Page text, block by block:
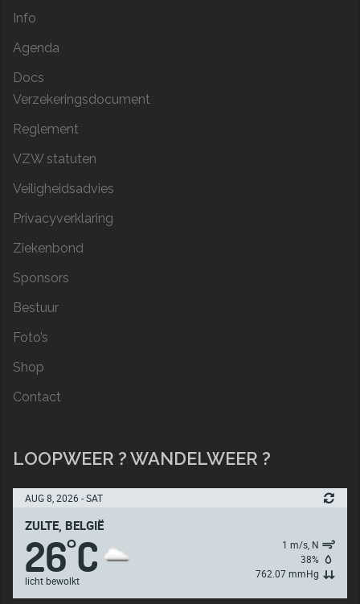
Info
Agenda
Docs
Verzekeringsdocument
Reglement
VZW statuten
Veiligheidsadvies
Privacyverklaring
Ziekenbond
Sponsors
Bestuur
Foto’s
Shop
Contact
LOOPWEER ? WANDELWEER ?
AUG 8, 2026 - SAT
ZULTE, BELGIË
26°C
licht bewolkt
1 m/s, N
38%
762.07 mmHg